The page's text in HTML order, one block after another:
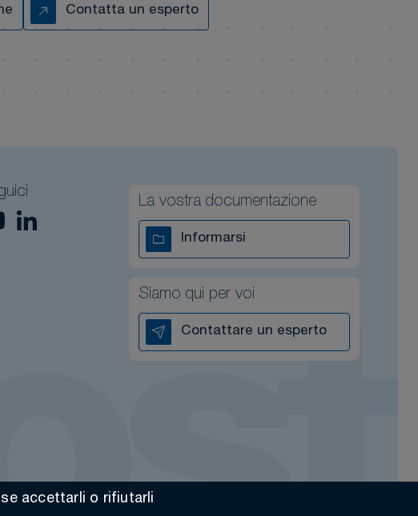
Contatta un esperto
La vostra documentazione
Informarsi
Siamo qui per voi
Contattare un esperto
accettarli o rifiutarli